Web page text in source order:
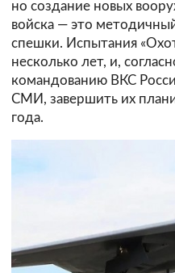
но создание новых
войска — это
спешки. Испытания
несколько лет, и,
командованию ВКС
СМИ, завершить их
года.